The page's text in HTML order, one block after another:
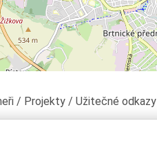
/ Projekty / Užitečné odkazy